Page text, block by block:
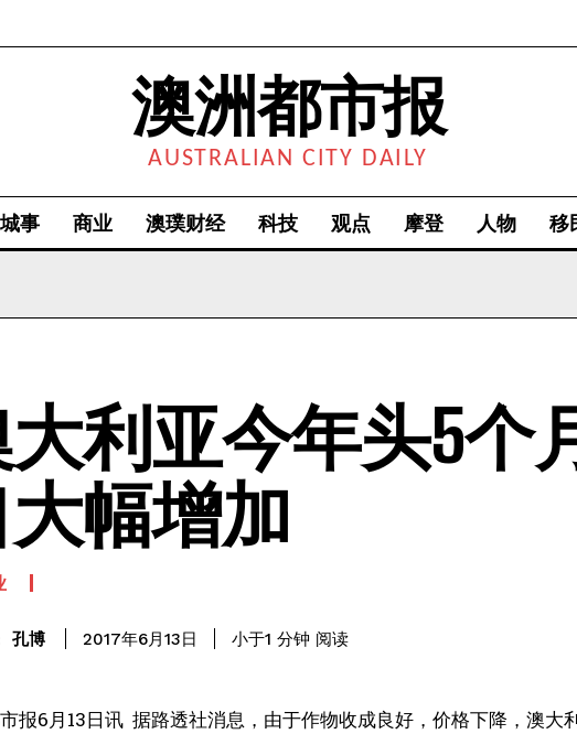
澳洲都市报
AUSTRALIAN CITY DAILY
城事 商业 澳璞财经 科技 观点 摩登 人物 移
利亚今年头5个
大幅增加
孔博 2017年6月13日 小于1 分钟 阅读
报6月13日讯 据路透社消息，由于作物收成良好，价格下降，澳大